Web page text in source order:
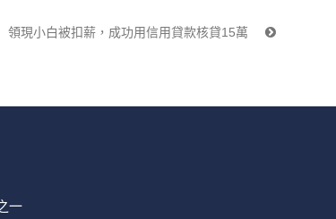
領現小白被扣薪，成功用信用貸款核貸15萬
一